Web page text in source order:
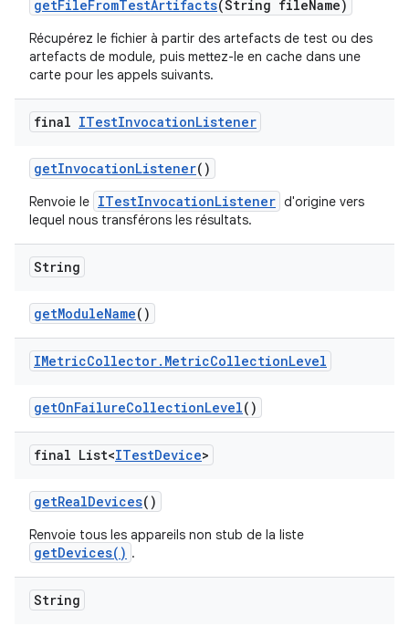
getFileFromTestArtifacts(String fileName)
Récupérez le fichier à partir des artefacts de test ou des
artefacts de module, puis mettez-le en cache dans une
carte pour les appels suivants.
final ITestInvocationListener
getInvocationListener()
Renvoie le ITestInvocationListener d'origine vers
lequel nous transférons les résultats.
String
getModuleName()
IMetricCollector. MetricCollectionLevel
getOnFailureCollectionLevel()
final List<ITestDevice>
getRealDevices()
Renvoie tous les appareils non stub de la liste
getDevices() .
String